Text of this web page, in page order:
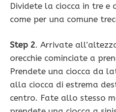
Dividete la ciocca in tre e
come per una comune
Step 2. Arrivate
orecchie cominciate a
Prendete una ciocca da
alla ciocca di estrema
centro. Fate allo stesso